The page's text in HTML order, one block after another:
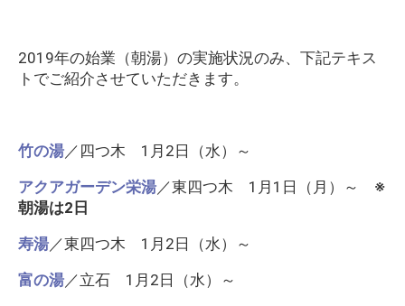
2019年の始業（朝湯）の実施状況のみ、下記テキス
トでご紹介させていただきます。
竹の湯／四つ木 1月2日（水）～
アクアガーデン栄湯／東四つ木 1月1日（月）～ ※
朝湯は2日
寿湯／東四つ木 1月2日（水）～
富の湯／立石 1月2日（水）～